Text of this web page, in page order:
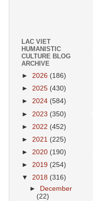
LAC VIET
HUMANISTIC
CULTURE BLOG
ARCHIVE
► 2026 (186)
► 2025 (430)
► 2024 (584)
► 2023 (350)
► 2022 (452)
► 2021 (225)
► 2020 (190)
► 2019 (254)
▼ 2018 (316)
►
December
(22)